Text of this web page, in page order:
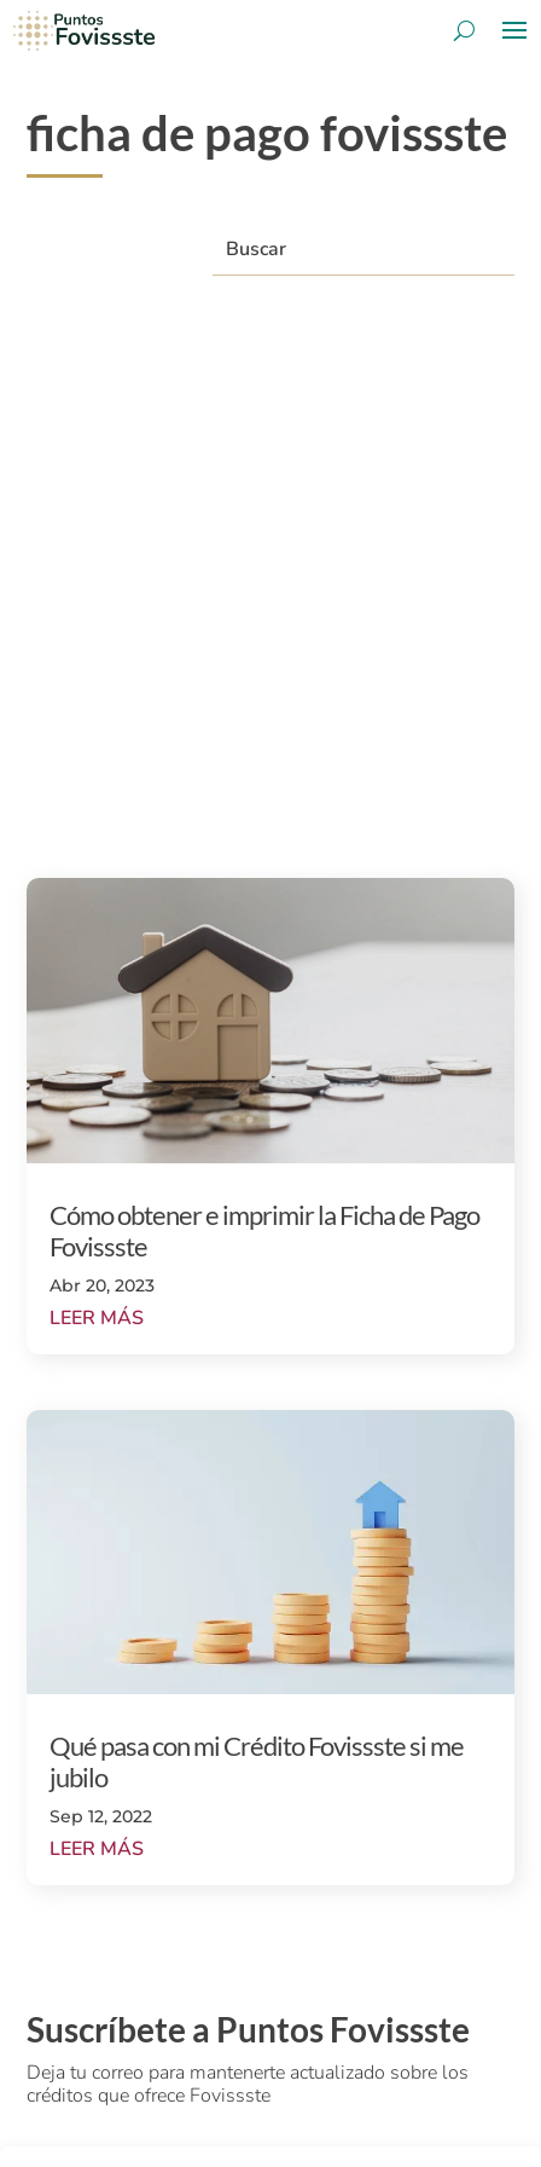
ficha de pago fovissste
Cómo obtener e imprimir la Ficha de Pago
Fovissste
Abr 20, 2023
LEER MÁS
Qué pasa con mi Crédito Fovissste si me
jubilo
Sep 12, 2022
LEER MÁS
Suscríbete a Puntos Fovissste
Deja tu correo para mantenerte actualizado sobre los
créditos que ofrece Fovissste